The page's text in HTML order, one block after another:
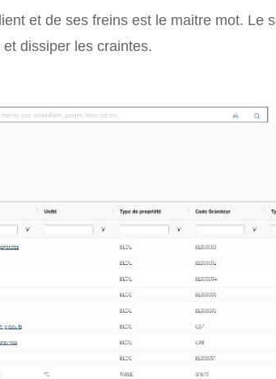
et de ses freins est le maitre mot. Le
et dissiper les craintes.